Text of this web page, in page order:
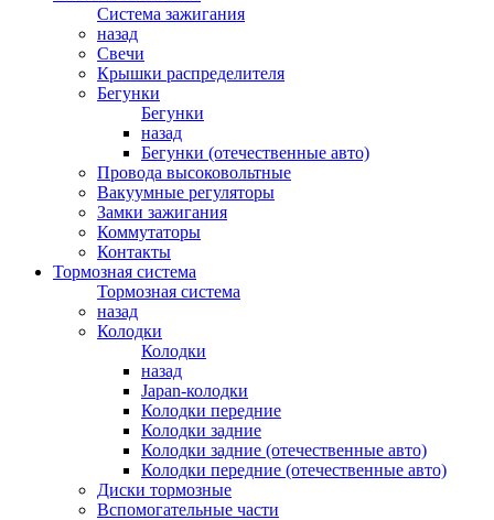
Система зажигания
назад
Свечи
Крышки распределителя
Бегунки
Бегунки
назад
Бегунки (отечественные авто)
Провода высоковольтные
Вакуумные регуляторы
Замки зажигания
Коммутаторы
Контакты
Тормозная система
Тормозная система
назад
Колодки
Колодки
назад
Japan-колодки
Колодки передние
Колодки задние
Колодки задние (отечественные авто)
Колодки передние (отечественные авто)
Диски тормозные
Вспомогательные части